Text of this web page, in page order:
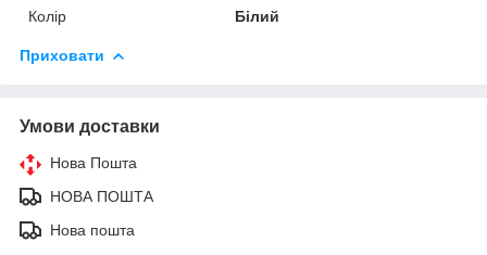
Колір
Білий
Приховати
Умови доставки
Нова Пошта
НОВА ПОШТА
Нова пошта